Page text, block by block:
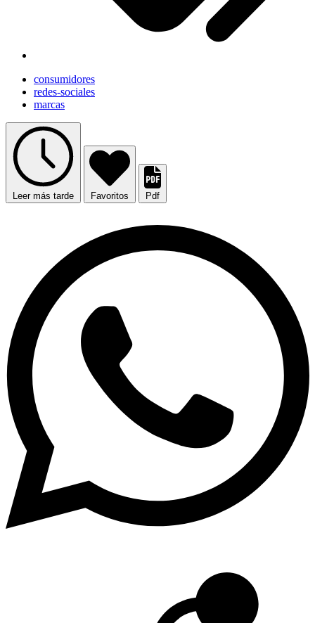
consumidores
redes-sociales
marcas
Leer más tarde Favoritos Pdf